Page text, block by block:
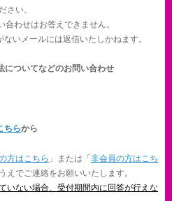
い。
わせはお答えできません。
いメールには返信いたしかねます。
ついてなどのお問い合わせ
ちらから
方はこちら 」または「非会員の方はこち
えでご連絡をお願いいたします。
いない場合、受付期間内に回答が行えな